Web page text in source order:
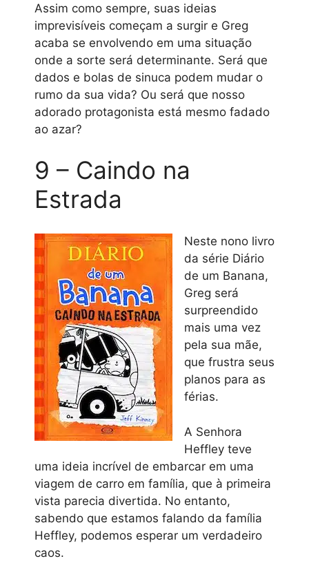
Assim como sempre, suas ideias
imprevisíveis começam a surgir e Greg
acaba se envolvendo em uma situação
onde a sorte será determinante. Será que
dados e bolas de sinuca podem mudar o
rumo da sua vida? Ou será que nosso
adorado protagonista está mesmo fadado
ao azar?
9 – Caindo na
Estrada
Neste nono livro
da série Diário
de um Banana,
Greg será
surpreendido
mais uma vez
pela sua mãe,
que frustra seus
planos para as
férias.
A Senhora
Heffley teve
uma ideia incrível de embarcar em uma
viagem de carro em família, que à primeira
vista parecia divertida. No entanto,
sabendo que estamos falando da família
Heffley, podemos esperar um verdadeiro
caos.